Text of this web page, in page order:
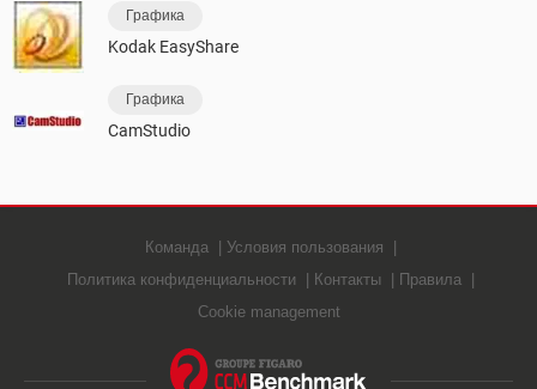
Графика
Kodak EasyShare
Графика
CamStudio
Команда
Условия пользования
Политика конфиденциальности
Контакты
Правила
Cookie management